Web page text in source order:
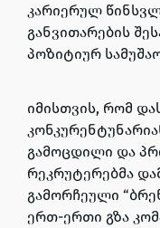
კარიერულ
განვითარების
პოზიტიურ
იმისთვის, რომ
გამოცდილი და
რეკრუტერებმა
გამორჩეული
ერთ-ერთი გზა